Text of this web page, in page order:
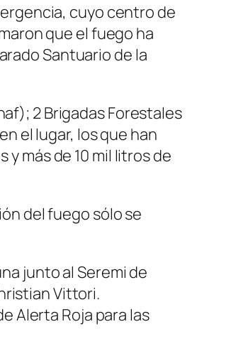
cuyo centro de
que el fuego ha
Santuario de la
2 Brigadas Forestales
el lugar, los que han
más de 10 mil litros de
del fuego sólo se
junto al Seremi de
Vittori.
Alerta Roja para las